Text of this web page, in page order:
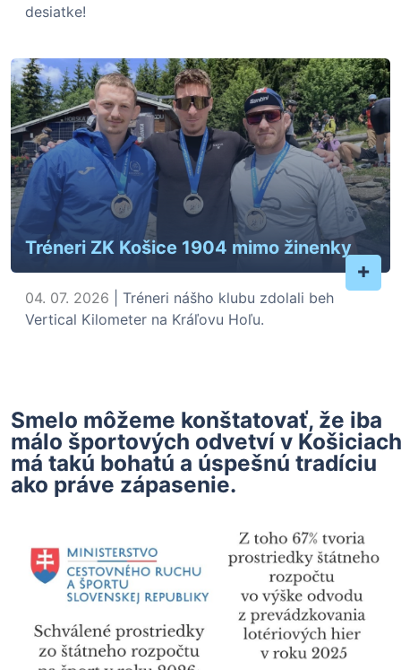
desiatke!
Tréneri ZK Košice 1904 mimo žinenky
+
04. 07. 2026 | Tréneri nášho klubu zdolali beh
Vertical Kilometer na Kráľovu Hoľu.
Smelo môžeme konštatovať, že iba
málo športových odvetví v Košiciach
má takú bohatú a úspešnú tradíciu
ako práve zápasenie.